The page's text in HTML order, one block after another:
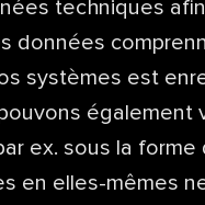
techniques
données
systèmes est
également
ex. sous la forme
en elles-mêmes